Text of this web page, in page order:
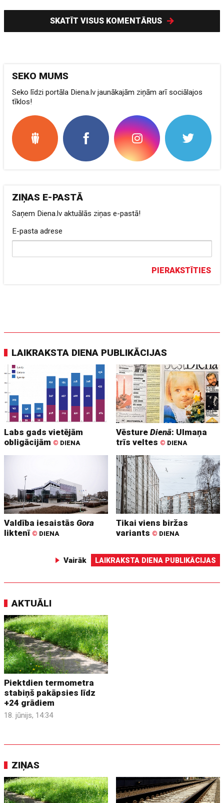
SKATĪT VISUS KOMENTĀRUS
SEKO MUMS
Seko līdzi portāla Diena.lv jaunākajām ziņām arī sociālajos
tīklos!
ZIŅAS E-PASTĀ
Saņem Diena.lv aktuālās ziņas e-pastā!
E-pasta adrese
PIERAKSTĪTIES
LAIKRAKSTA DIENA PUBLIKĀCIJAS
Labs gads vietējām
obligācijām © DIENA
VēstureDienā: Ulmaņa
trīs veltes © DIENA
Valdība iesaistāsGora
liktenī © DIENA
Tikai viens biržas
variants © DIENA
Vairāk LAIKRAKSTA DIENA PUBLIKĀCIJAS
AKTUĀLI
Piektdien termometra
stabiņš pakāpsies līdz
+24 grādiem
18. jūnijs, 14:34
ZIŅAS